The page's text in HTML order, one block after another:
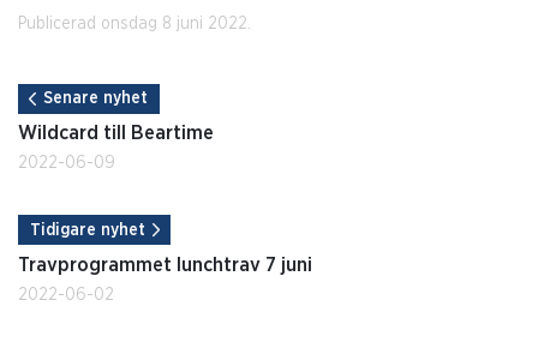
Publicerad onsdag 8 juni 2022.
Senare nyhet
Wildcard till Beartime
2022-06-09
Tidigare nyhet
Travprogrammet lunchtrav 7 juni
2022-06-02